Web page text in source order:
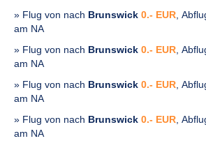
» Flug von nach Brunswick 0.- EUR ,
am NA
» Flug von nach Brunswick 0.- EUR ,
am NA
» Flug von nach Brunswick 0.- EUR ,
am NA
» Flug von nach Brunswick 0.- EUR ,
am NA